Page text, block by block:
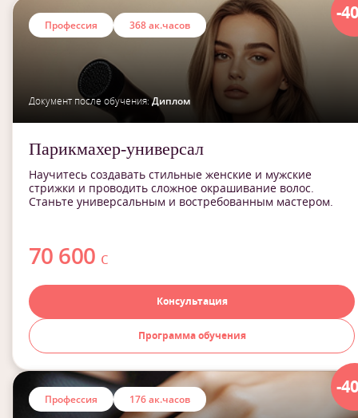
-
Профессия 368 ак.часов
Документ после обучения:Диплом
Парикмахер-универсал
Научитесь создавать стильные женские и мужские
стрижки и проводить сложное окрашивание волос.
Станьте универсальным и востребованным мастером.
70 600 с
Консультация
Программа обучения
-
Профессия 176 ак.часов